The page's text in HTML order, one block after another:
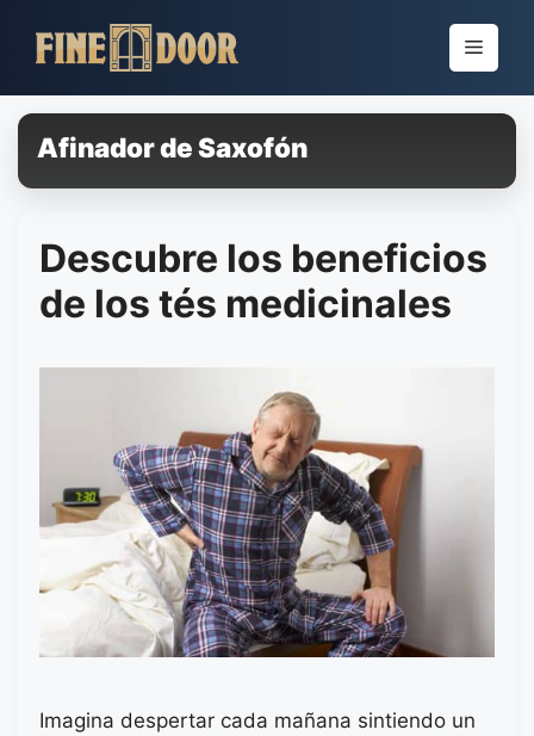
para
conteúdo
Menu
Afinador de Saxofón
Descubre los beneficios
de los tés medicinales
Imagina despertar cada mañana sintiendo un